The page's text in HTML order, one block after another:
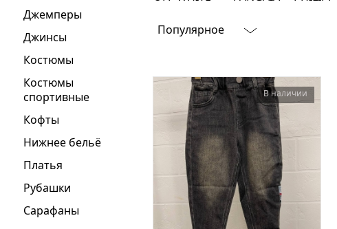
Ювелирные украшения
Джемперы
Джинсы
Костюмы
Костюмы
спортивные
Кофты
Нижнее бельё
Платья
Рубашки
Сарафаны
Популярное
В наличии